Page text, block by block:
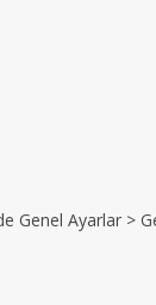
Genel Ayarlar >